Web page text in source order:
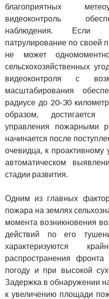
благоприятных
видеоконтроль
наблюдения. Если
патрулирование по своей
не может
сельскохозяйственных
видеоконтроля с
масштабирования
радиусе до 20-30
образом,
управления пожарными
начинается после
очевидца, к
автоматическом
стадии развития.
Одним из главных
пожара на землях
момента возникновения
действий по его
характеризуются
распространения
погоду и при высокой
Задержка в обнаружении
к увеличению площади